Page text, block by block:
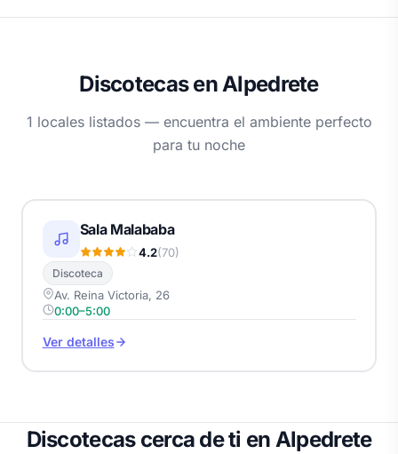
Discotecas en Alpedrete
1 locales listados — encuentra el ambiente perfecto
para tu noche
Sala Malababa
4.2(70)
Discoteca
Av. Reina Victoria, 26
0:00–5:00
Ver detalles
Discotecas cerca de ti en Alpedrete